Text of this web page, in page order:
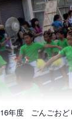
年度 ごんごおど